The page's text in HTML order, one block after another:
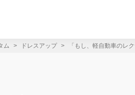
ム ドレスアップ 「もし、軽自動車のレ